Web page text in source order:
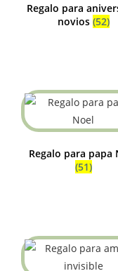
Regalo para
novios (52)
Regalo para papa
(51)